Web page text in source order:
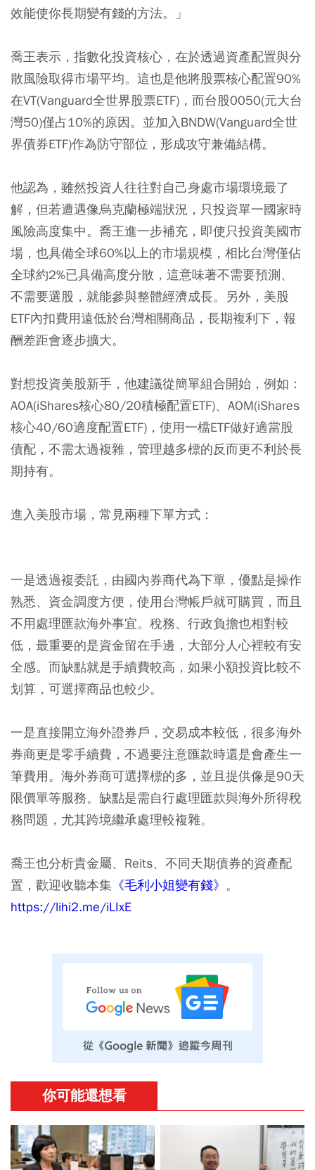
效能使你長期變有錢的方法。」
喬王表示，指數化投資核心，在於透過資產配置與分
散風險取得市場平均。這也是他將股票核心配置90%
在VT(Vanguard全世界股票ETF) ，而台股0050(元大台
灣50)僅占10%的原因。並加入BNDW(Vanguard全世
界債券ETF)作為防守部位，形成攻守兼備結構。
他認為，雖然投資人往往對自己身處市場環境最了
解，但若遭遇像烏克蘭極端狀況，只投資單一國家時
風險高度集中。喬王進一步補充，即使只投資美國市
場，也具備全球60%以上的市場規模，相比台灣僅佔
全球約2%已具備高度分散，這意味著不需要預測、
不需要選股，就能參與整體經濟成長。另外，美股
ETF內扣費用遠低於台灣相關商品，長期複利下，報
酬差距會逐步擴大。
對想投資美股新手，他建議從簡單組合開始，例如：
AOA(iShares核心80/20積極配置ETF)、AOM(iShares
核心40/60適度配置ETF)，使用一檔ETF做好適當股
債配，不需太過複雜，管理越多標的反而更不利於長
期持有。
進入美股市場，常見兩種下單方式：
一是透過複委託 ，由國內券商代為下單，優點是操作
熟悉、資金調度方便，使用台灣帳戶就可購買，而且
不用處理匯款海外事宜。稅務、行政負擔也相對較
低，最重要的是資金留在手邊，大部分人心裡較有安
全感。而缺點就是手續費較高，如果小額投資比較不
划算，可選擇商品也較少。
一是直接開立海外證券戶 ，交易成本較低，很多海外
券商更是零手續費，不過要注意匯款時還是會產生一
筆費用。海外券商可選擇標的多，並且提供像是90天
限價單等服務。缺點是需自行處理匯款與海外所得稅
務問題，尤其跨境繼承處理較複雜。
喬王也分析貴金屬、Reits、不同天期債券的資產配
置，歡迎收聽本集 《毛利小姐變有錢》 。
https://lihi2.me/iLIxE